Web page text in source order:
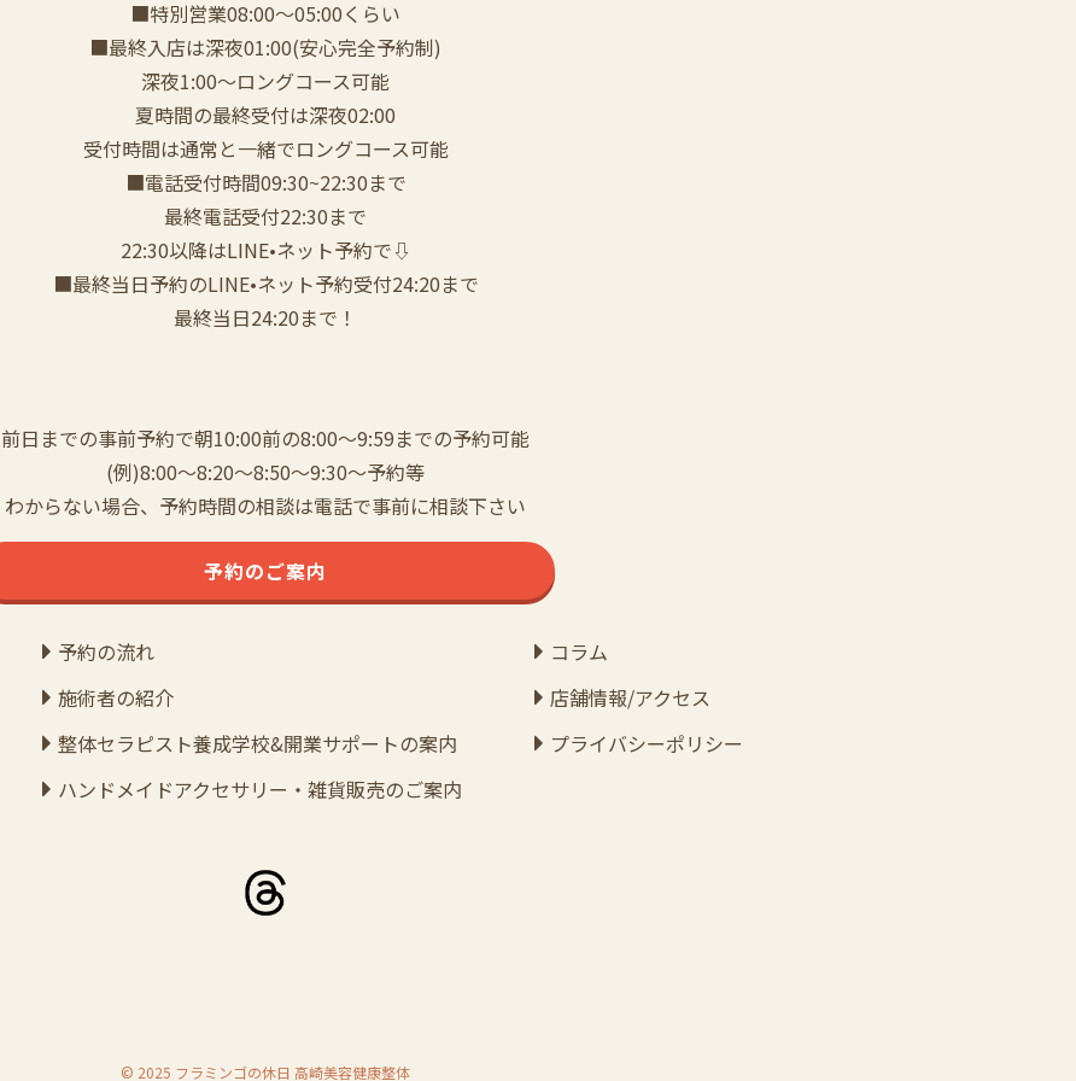
■特別営業08:00〜05:00くらい
■最終入店は深夜01:00(安心完全予約制)
深夜1:00〜ロングコース可能
夏時間の最終受付は深夜02:00
受付時間は通常と一緒でロングコース可能
■電話受付時間09:30~22:30まで
️最終電話受付22:30まで
22:30以降はLINE•ネット予約で⇩
■最終当日予約のLINE•ネット予約受付24:20まで
最終当日24:20まで！
前日までの事前予約で朝10:00前の8:00〜9:59までの予約可能
(例)8:00〜8:20〜8:50〜9:30〜予約等
わからない場合、予約時間の相談は電話で事前に相談下さい
予約のご案内
予約の流れ
施術者の紹介
整体セラピスト養成学校&開業サポートの案内
ハンドメイドアクセサリー・雑貨販売のご案内
コラム
店舗情報/アクセス
プライバシーポリシー
© 2025 フラミンゴの休日 高崎美容健康整体